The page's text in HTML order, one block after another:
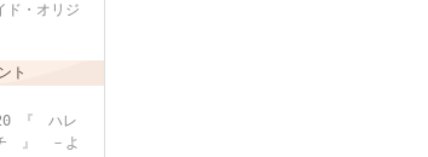
ド・オリジ
ト
『 ハレ
』 －よ